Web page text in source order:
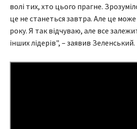
волі тих, хто цього прагне.
це не станеться завтра. Але це
року. Я так відчуваю, але все
інших лідерів", – заявив Зеленський.